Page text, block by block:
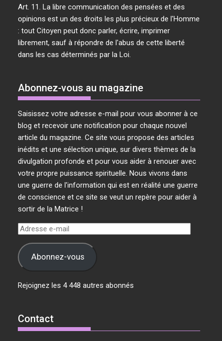
Art. 11. La libre communication des pensées et des
opinions est un des droits les plus précieux de l'Homme
: tout Citoyen peut donc parler, écrire, imprimer
librement, sauf à répondre de l'abus de cette liberté
dans les cas déterminés par la Loi.
Abonnez-vous au magazine
Saisissez votre adresse e-mail pour vous abonner à ce
blog et recevoir une notification pour chaque nouvel
article du magazine. Ce site vous propose des articles
inédits et une sélection unique, sur divers thèmes de la
divulgation profonde et pour vous aider à renouer avec
votre propre puissance spirituelle. Nous vivons dans
une guerre de l'information qui est en réalité une guerre
de conscience et ce site se veut un repère pour aider à
sortir de la Matrice !
Adresse
mail Abonnez-vous
Rejoignez les 4 448 autres abonnés
Contact